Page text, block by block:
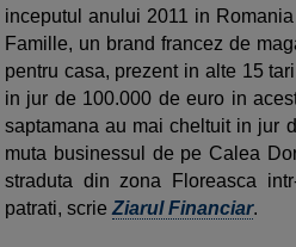
inceputul anului 2011 in
Famille, un brand francez de
pentru casa, prezent in alte 15
in jur de 100.000 de euro in
saptamana au mai cheltuit in jur
muta businessul de pe Calea
straduta din zona Floreasca
patrati, scrie Ziarul Financiar.